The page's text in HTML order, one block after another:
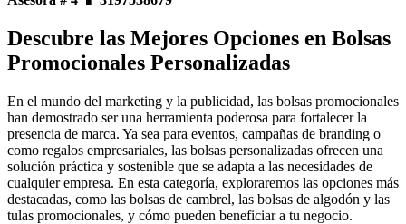
Descubre las Mejores Opciones en Bolsas
Promocionales Personalizadas
En el mundo del marketing y la publicidad, las bolsas promocionales
han demostrado ser una herramienta poderosa para fortalecer la
presencia de marca. Ya sea para eventos, campañas de branding o
como regalos empresariales, las bolsas personalizadas ofrecen una
solución práctica y sostenible que se adapta a las necesidades de
cualquier empresa. En esta categoría, exploraremos las opciones más
destacadas, como las bolsas de cambrel, las bolsas de algodón y las
tulas promocionales, y cómo pueden beneficiar a tu negocio.